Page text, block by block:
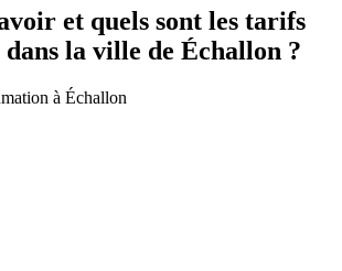
et quels sont les tarifs
dans la ville de Échallon ?
à Échallon